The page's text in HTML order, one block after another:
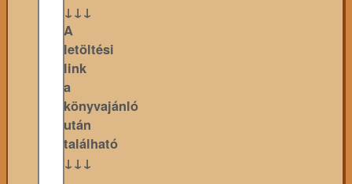
↓↓↓
A
letöltési
link
a
könyvajánló
után
található
↓↓↓